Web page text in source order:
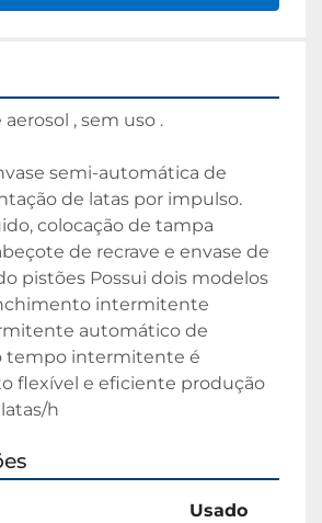
, sem uso .
semi-automática de
de latas por impulso.
colocação de tampa
de recrave e envase de
pistões Possui dois modelos
intermitente
automático de
tempo intermitente é
flexível e eficiente produção
h
Usado